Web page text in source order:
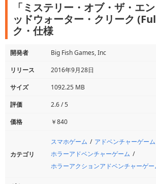
「ミステリー・オブ・ザ・エ
ッドウォーター・クリーク
ク・仕様
開発者
Big Fish Games, Inc
リリース
2016年9月28日
サイズ
1092.25 MB
評価
2.6 / 5
価格
￥840
カテゴリ
スマホゲーム
アドベンチャーゲーム
ホラーアドベンチャーゲーム
ホラーアクションアドベンチャーゲー